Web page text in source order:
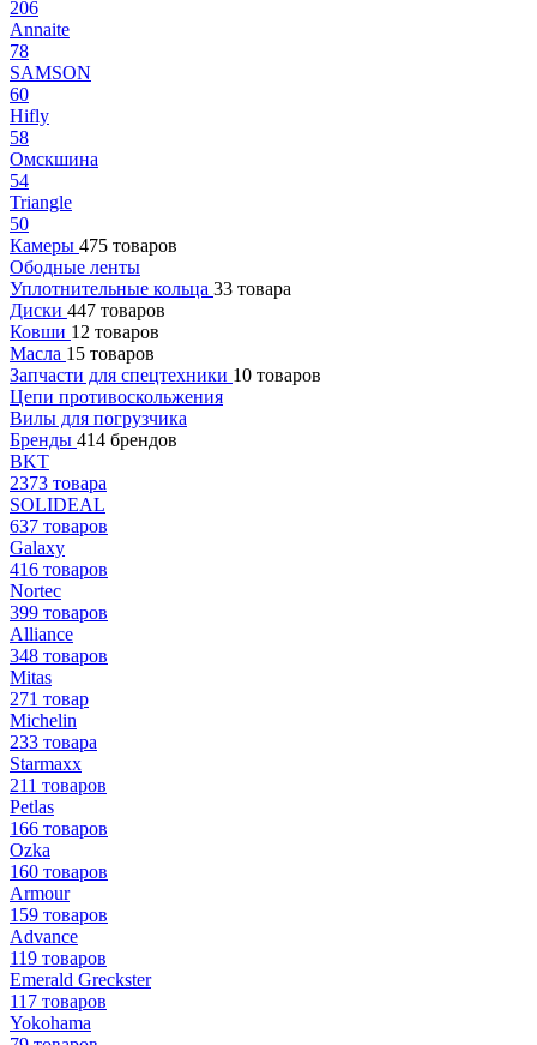
206
Annaite
78
SAMSON
60
Hifly
58
Омскшина
54
Triangle
50
Камеры 475 товаров
Ободные ленты
Уплотнительные кольца 33 товара
Диски 447 товаров
Ковши 12 товаров
Масла 15 товаров
Запчасти для спецтехники 10 товаров
Цепи противоскольжения
Вилы для погрузчика
Бренды 414 брендов
BKT
2373 товара
SOLIDEAL
637 товаров
Galaxy
416 товаров
Nortec
399 товаров
Alliance
348 товаров
Mitas
271 товар
Michelin
233 товара
Starmaxx
211 товаров
Petlas
166 товаров
Ozka
160 товаров
Armour
159 товаров
Advance
119 товаров
Emerald Greckster
117 товаров
Yokohama